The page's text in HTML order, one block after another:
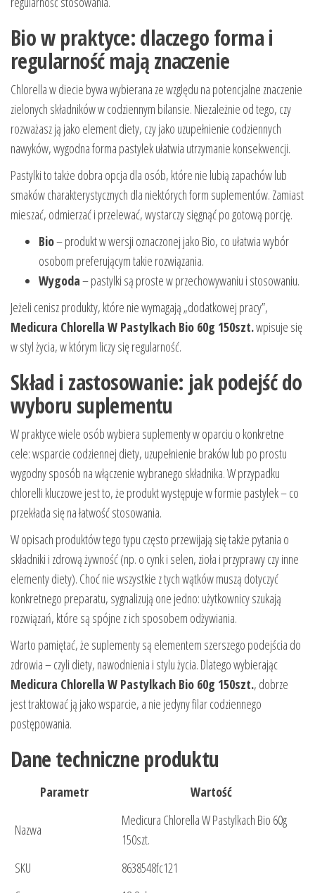
Bio w praktyce: dlaczego forma i
regularność mają znaczenie
Chlorella w diecie bywa wybierana ze względu na potencjalne znaczenie
zielonych składników w codziennym bilansie. Niezależnie od tego, czy
rozważasz ją jako element diety, czy jako uzupełnienie codziennych
nawyków, wygodna forma pastylek ułatwia utrzymanie konsekwencji.
Pastylki to także dobra opcja dla osób, które nie lubią zapachów lub
smaków charakterystycznych dla niektórych form suplementów. Zamiast
mieszać, odmierzać i przelewać, wystarczy sięgnąć po gotową porcję.
Bio– produkt w wersji oznaczonej jako Bio, co ułatwia wybór
osobom preferującym takie rozwiązania.
Wygoda– pastylki są proste w przechowywaniu i stosowaniu.
Jeżeli cenisz produkty, które nie wymagają „dodatkowej pracy”,
Medicura Chlorella W Pastylkach Bio 60g 150szt.wpisuje się
w styl życia, w którym liczy się regularność.
Skład i zastosowanie: jak podejść do
wyboru suplementu
W praktyce wiele osób wybiera suplementy w oparciu o konkretne
cele: wsparcie codziennej diety, uzupełnienie braków lub po prostu
wygodny sposób na włączenie wybranego składnika. W przypadku
chlorelli kluczowe jest to, że produkt występuje w formie pastylek – co
przekłada się na łatwość stosowania.
W opisach produktów tego typu często przewijają się także pytania o
składniki i zdrową żywność (np. o cynk i selen, zioła i przyprawy czy inne
elementy diety). Choć nie wszystkie z tych wątków muszą dotyczyć
konkretnego preparatu, sygnalizują one jedno: użytkownicy szukają
rozwiązań, które są spójne z ich sposobem odżywiania.
Warto pamiętać, że suplementy są elementem szerszego podejścia do
zdrowia – czyli diety, nawodnienia i stylu życia. Dlatego wybierając
Medicura Chlorella W Pastylkach Bio 60g 150szt., dobrze
jest traktować ją jako wsparcie, a nie jedyny filar codziennego
postępowania.
Dane techniczne produktu
Parametr Wartość
Nazwa
Medicura Chlorella W Pastylkach Bio 60g
150szt.
SKU
8638548fc121